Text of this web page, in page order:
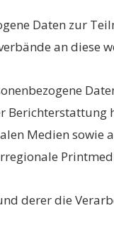
Daten zur
an diese
Medien sowie
derer die